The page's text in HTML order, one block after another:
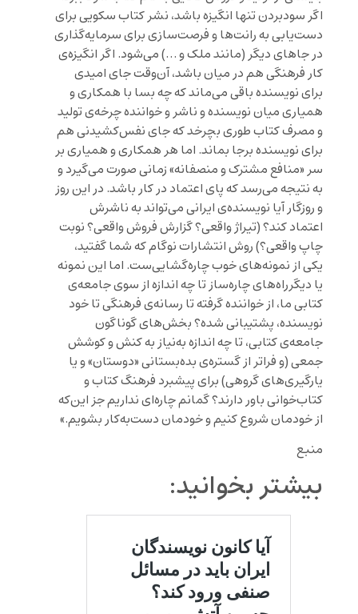
اگر سودبردن تنها انگیزه باشد، نشر کتاب سکویی برای
دست‌یابی به رانت‌ها و فرصت‌سازی برای سرمایه‌گذاری
در جاهای دیگر (مانند ملک و …) می‌شود. اگر انگیزه‌ی
کار فرهنگی هم در میان باشد، آن‌وقت جای امیدی
برای نویسنده باقی می‌ماند که چه بسا با همکاری و
همیاری میان نویسنده و ناشر و خواننده چرخه‌ی تولید
و مصرف کتاب طوری بچرخد که جای نفس‌کشیدنی هم
برای نویسنده برجا بماند. اما هر همکاری و همیاری بر
سر «منافع مشترک و منصفانه» زمانی صورت می‌گیرد و
به نتیجه می‌رسد که پای اعتماد در کار باشد. در این روز
و روزگار آیا نویسنده‌ی ایرانی می‌تواند به ناشرش
اعتماد کند؟ (تیراژ واقعی؟ گزارش فروش واقعی؟ نوبت
چاپ واقعی؟) روش انتشارات نوگام که شما گفتید،
یکی از نمونه‌های خوب چاره‌گشایی‌ست. اما این نمونه
یا دیگرراه‌های چاره‌ساز تا چه اندازه از سوی جامعه‌ی
کتابی ما، از خواننده گرفته تا رسانه‌ی فرهنگی تا خود
نویسنده، پشتیبانی شده؟ بخش‌های گوناگون
جامعه‌ی کتابی، تا چه اندازه به‌نیاز به کنش و کوشش
جمعی (و فراتر از گستره‌ی بده‌بستانی «دوستان» و یا
یارگیری‌های گروهی) برای پیشبرد فرهنگ کتاب و
کتاب‌خوانی باور دارند؟ گمانم چاره‌ای نداریم جز این‌که
از خودمان شروع کنیم و خودمان دست‌به‌کار بشویم.»
منبع
بیشتر بخوانید: